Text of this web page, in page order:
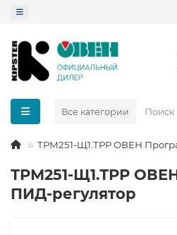
Все категории
ТРМ251-Щ1.ТРР ОВЕН
ТРМ251-Щ1.ТРР
ПИД-регулятор